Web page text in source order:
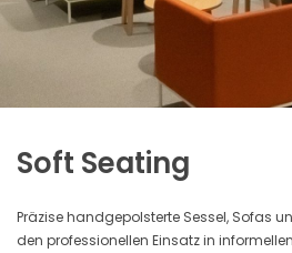
Soft Seating
Präzise handgepolsterte Sessel, Sofas
den professionellen Einsatz in